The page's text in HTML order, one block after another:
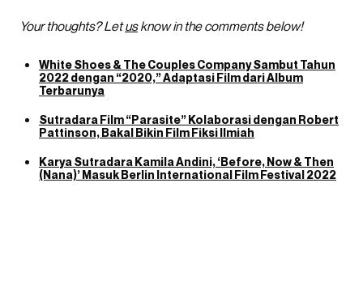
Your thoughts? Letusknow in the comments below!
White Shoes & The Couples Company Sambut Tahun
2022 dengan “2020,” Adaptasi Film dari Album
Terbarunya
Sutradara Film “Parasite” Kolaborasi dengan Robert
Pattinson, Bakal Bikin Film Fiksi Ilmiah
Karya Sutradara Kamila Andini, ‘Before, Now & Then
(Nana)’ Masuk Berlin International Film Festival 2022